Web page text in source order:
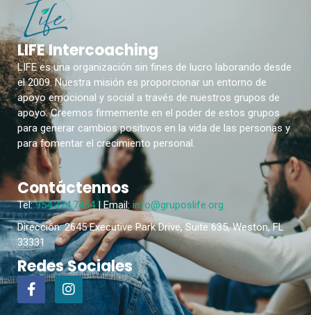
LIFE Intercoaching
LIFE es una organización sin fines de lucro laborando desde
el 2009. Nuestra misión es proporcionar un entorno de
apoyo emocional y social a través de nuestros grupos de
apoyo. Creemos firmemente en el poder de estos grupos
para generar cambios positivos en la vida de las personas y
para fomentar el crecimiento personal.
Contáctennos
Tel:954.374.7454| Email: info@gruposlife.org
Dirección: 2645 Executive Park Drive, Suite 635, Weston, FL
33331
Redes Sociales